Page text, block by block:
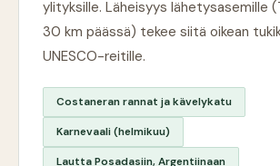
ylityksille. Läheisyys lähetysasemille
30 km päässä) tekee siitä oikean
UNESCO-reitille.
Costaneran rannat ja kävelykatu
Karnevaali (helmikuu)
Lautta Posadasiin, Argentiinaan